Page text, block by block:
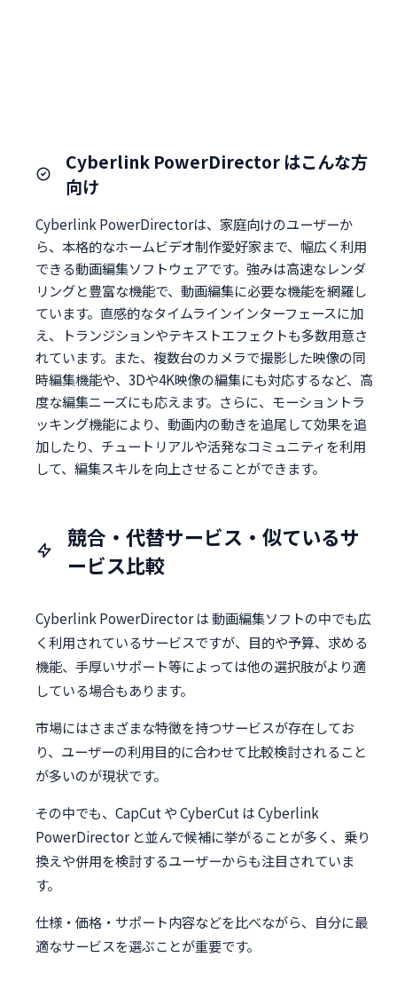
Cyberlink PowerDirector はこんな方
向け
Cyberlink PowerDirectorは、家庭向けのユーザーか
ら、本格的なホームビデオ制作愛好家まで、幅広く利用
できる動画編集ソフトウェアです。強みは高速なレンダ
リングと豊富な機能で、動画編集に必要な機能を網羅し
ています。直感的なタイムラインインターフェースに加
え、トランジションやテキストエフェクトも多数用意さ
れています。また、複数台のカメラで撮影した映像の同
時編集機能や、3Dや4K映像の編集にも対応するなど、高
度な編集ニーズにも応えます。さらに、モーショントラ
ッキング機能により、動画内の動きを追尾して効果を追
加したり、チュートリアルや活発なコミュニティを利用
して、編集スキルを向上させることができます。
競合・代替サービス・似ているサ
ービス比較
Cyberlink PowerDirector は 動画編集ソフトの中でも広
く利用されているサービスですが、目的や予算、求める
機能、手厚いサポート等によっては他の選択肢がより適
している場合もあります。
市場にはさまざまな特徴を持つサービスが存在してお
り、ユーザーの利用目的に合わせて比較検討されること
が多いのが現状です。
その中でも、CapCut や CyberCut は Cyberlink
PowerDirector と並んで候補に挙がることが多く、乗り
換えや併用を検討するユーザーからも注目されていま
す。
仕様・価格・サポート内容などを比べながら、自分に最
適なサービスを選ぶことが重要です。